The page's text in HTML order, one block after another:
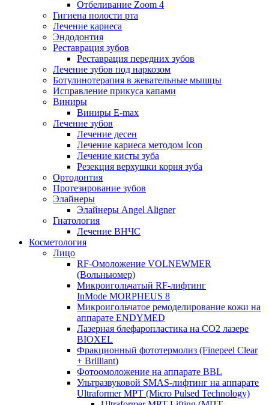
Отбеливание Zoom 4
Гигиена полости рта
Лечение кариеса
Эндодонтия
Реставрация зубов
Реставрация передних зубов
Лечение зубов под наркозом
Ботулинотерапия в жевательные мышцы
Исправление прикуса капами
Виниры
Виниры E-max
Лечение зубов
Лечение десен
Лечение кариеса методом Icon
Лечение кисты зуба
Резекция верхушки корня зуба
Ортодонтия
Протезирование зубов
Элайнеры
Элайнеры Angel Aligner
Гнатология
Лечение ВНЧС
Косметология
Лицо
RF-Омоложение VOLNEWMER
(Вольньюмер)
Микроигольчатый RF-лифтинг
InMode MORPHEUS 8
Микроигольчатое ремоделирование кожи на
аппарате ENDYMED
Лазерная блефаропластика на CO2 лазере
BIOXEL
Фракционный фототермолиз (Finepeel Clear
+ Brilliant)
Фотоомоложение на аппарате BBL
Ультразвуковой SMAS-лифтинг на аппарате
Ultraformer MPT (Micro Pulsed Technology)